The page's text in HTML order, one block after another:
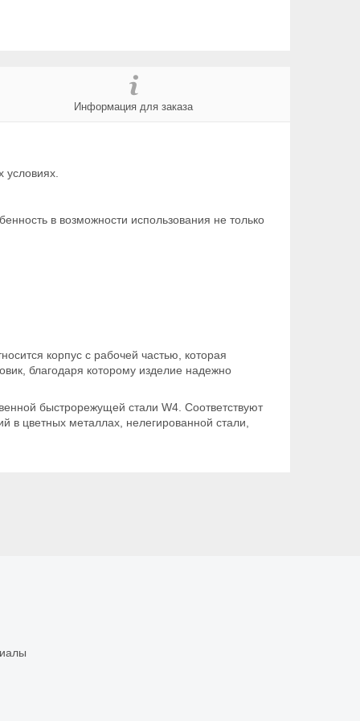
Информация для заказа
в возможности использования не только
корпус с рабочей частью, которая
благодаря которому изделие надежно
быстрорежущей стали W4. Соответствуют
в цветных металлах, нелегированной стали,